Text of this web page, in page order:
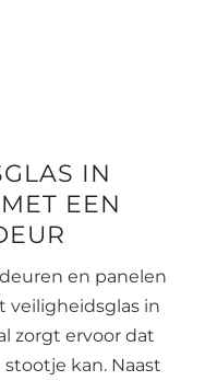
IN
EEN
en panelen
veiligheidsglas in
zorgt ervoor dat
kan. Naast